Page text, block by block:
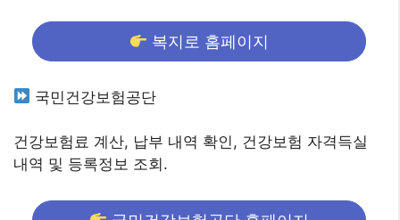
복지로 홈페이지
국민건강보험공단
건강보험료 계산, 납부 내역 확인, 건강보험 자격득실
내역 및 등록정보 조회.